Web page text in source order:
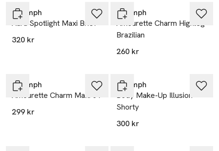
Triumph
Aura Spotlight Maxi Brief
320 kr
Triumph
Amourette Charm Highleg
Brazilian
260 kr
Triumph
Amourette Charm Maxi 01
299 kr
Triumph
Body Make-Up Illusion
Shorty
300 kr